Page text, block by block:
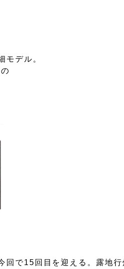
モデル。
で15回目を迎える。露地